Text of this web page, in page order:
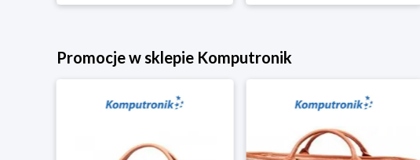
Promocje w sklepie Komputronik